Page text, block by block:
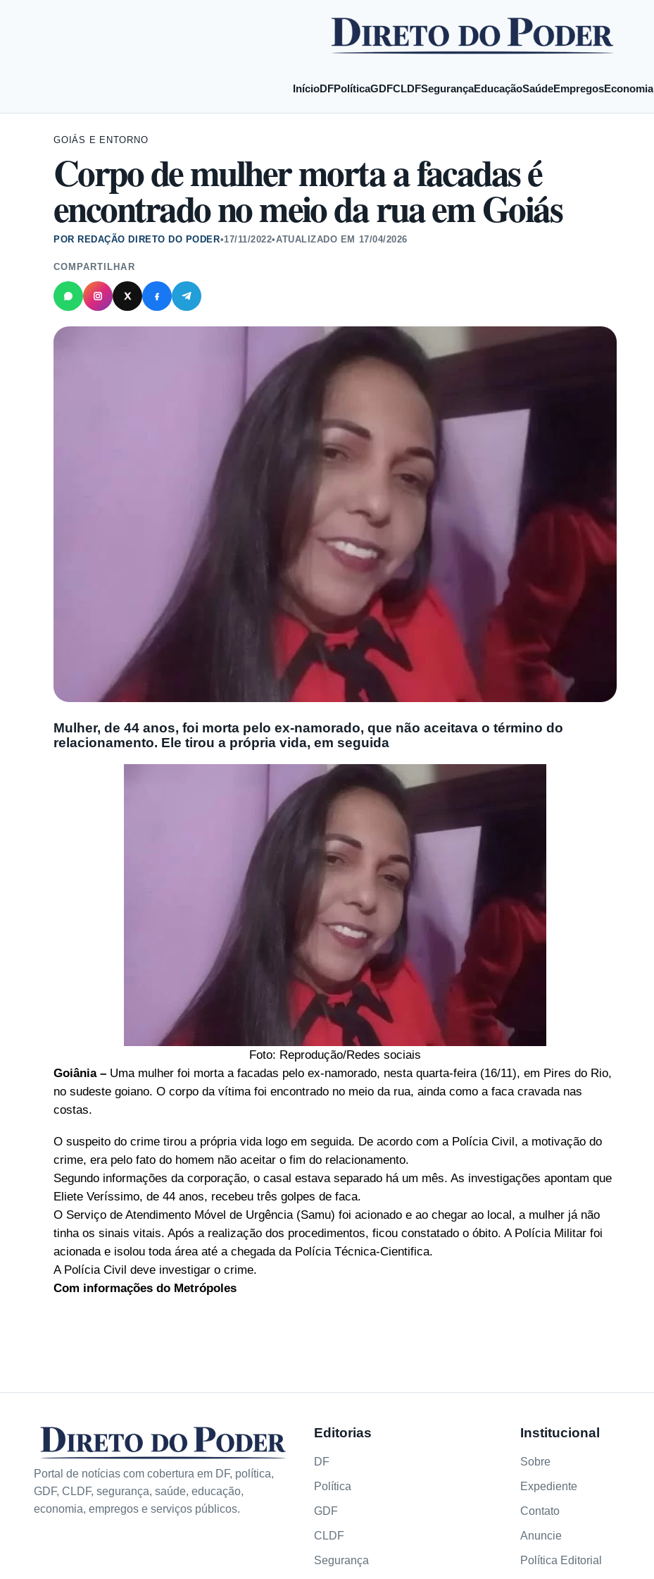
InícioDFPolíticaGDFCLDFSegurançaEducaçãoSaúdeEmpregosEconomia
GOIÁS E ENTORNO
Corpo de mulher morta a facadas é
encontrado no meio da rua em Goiás
POR REDAÇÃO DIRETO DO PODER•17/11/2022•ATUALIZADO EM 17/04/2026
COMPARTILHAR
Mulher, de 44 anos, foi morta pelo ex-namorado, que não aceitava o término do
relacionamento. Ele tirou a própria vida, em seguida
Foto: Reprodução/Redes sociais
Goiânia – Uma mulher foi morta a facadas pelo ex-namorado, nesta quarta-feira (16/11), em Pires do Rio,
no sudeste goiano. O corpo da vítima foi encontrado no meio da rua, ainda como a faca cravada nas
costas.
O suspeito do crime tirou a própria vida logo em seguida. De acordo com a Polícia Civil, a motivação do
crime, era pelo fato do homem não aceitar o fim do relacionamento.
Segundo informações da corporação, o casal estava separado há um mês. As investigações apontam que
Eliete Veríssimo, de 44 anos, recebeu três golpes de faca.
O Serviço de Atendimento Móvel de Urgência (Samu) foi acionado e ao chegar ao local, a mulher já não
tinha os sinais vitais. Após a realização dos procedimentos, ficou constatado o óbito. A Polícia Militar foi
acionada e isolou toda área até a chegada da Polícia Técnica-Cientifica.
A Polícia Civil deve investigar o crime.
Com informações do Metrópoles
Portal de notícias com cobertura em DF, política,
GDF, CLDF, segurança, saúde, educação,
economia, empregos e serviços públicos.
Editorias
DF
Política
GDF
CLDF
Segurança
Institucional
Sobre
Expediente
Contato
Anuncie
Política Editorial